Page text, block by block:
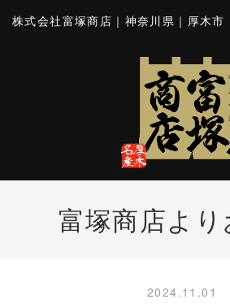
富塚商店より
2024.11.01